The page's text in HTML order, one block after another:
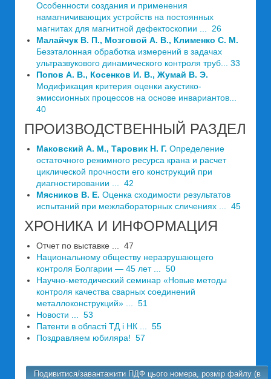
Особенности создания и применения
намагничивающих устройств на постоянных
магнитах для магнитной дефектоскопии ... 26
Малайчук В. П., Мозговой А. В., Клименко С. М.
Безэталонная обработка измерений в задачах
ультразвукового динамического контроля труб... 33
Попов А. В., Косенков И. В., Жумай В. Э.
Модификация критерия оценки акустико-
эмиссионных процессов на основе инвариантов...
40
ПРОИЗВОДСТВЕННЫЙ РАЗДЕЛ
Маковский А. М., Таровик Н. Г. Определение
остаточного режимного ресурса крана и расчет
циклической прочности его конструкций при
диагностировании ... 42
Мясников В. Е. Оценка сходимости результатов
испытаний при межлабораторных сличениях ... 45
ХРОНИКА И ИНФОРМАЦИЯ
Отчет по выставке ... 47
Национальному обществу неразрушающего
контроля Болгарии — 45 лет ... 50
Научно-методический семинар «Новые методы
контроля качества сварных соединений
металлоконструкций» ... 51
Новости ... 53
Патенти в області ТД і НК ... 55
Поздравляем юбиляра! 57
Подивитися/завантажити ПДФ цього номера, розмір файлу (в